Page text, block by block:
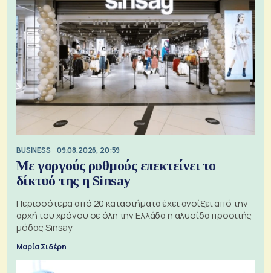
BUSINESS 09.08.2026, 20:59
Με γοργούς ρυθμούς επεκτείνει το
δίκτυό της η Sinsay
Περισσότερα από 20 καταστήματα έχει ανοίξει από την
αρχή του χρόνου σε όλη την Ελλάδα η αλυσίδα προσιτής
μόδας Sinsay
Μαρία Σιδέρη